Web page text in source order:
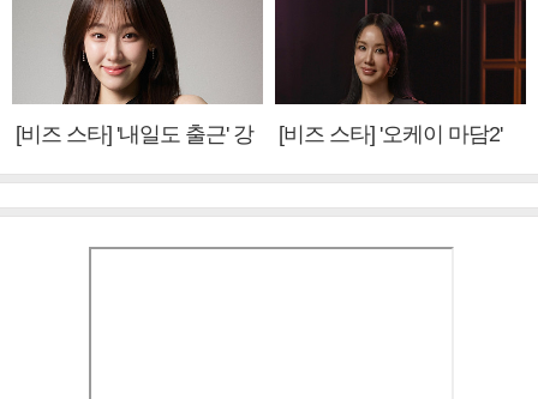
[비즈 스타] '내일도 출근' 강
[비즈 스타] '오케이 마담2'